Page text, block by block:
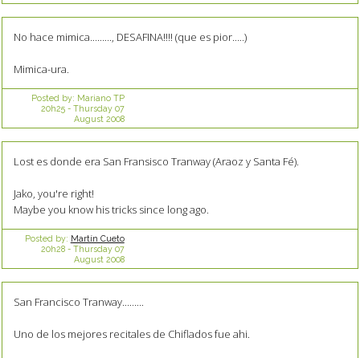
No hace mimica........., DESAFINA!!!! (que es pior.....)
Mimica-ura.
Posted by: Mariano TP
20h25- Thursday 07
August 2008
Lost es donde era San Fransisco Tranway (Araoz y Santa Fé).
Jako, you're right!
Maybe you know his tricks since long ago.
Posted by: Martín Cueto
20h28- Thursday 07
August 2008
San Francisco Tranway.........
Uno de los mejores recitales de Chiflados fue ahi.